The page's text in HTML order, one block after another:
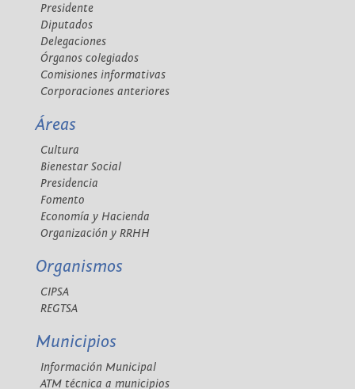
Presidente
Diputados
Delegaciones
Órganos colegiados
Comisiones informativas
Corporaciones anteriores
Áreas
Cultura
Bienestar Social
Presidencia
Fomento
Economía y Hacienda
Organización y RRHH
Organismos
CIPSA
REGTSA
Municipios
Información Municipal
ATM técnica a municipios